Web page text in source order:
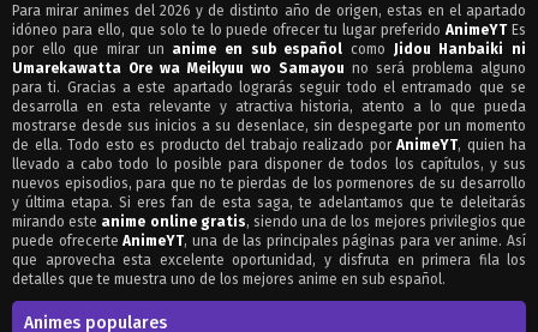
Para mirar animes del 2026 y de distinto año de origen, estas en el apartado
idóneo para ello, que solo te lo puede ofrecer tu lugar preferidoAnimeYTEs
por ello que mirar un anime en sub español como Jidou Hanbaiki ni
Umarekawatta Ore wa Meikyuu wo Samayou no será problema alguno
para ti. Gracias a este apartado lograrás seguir todo el entramado que se
desarrolla en esta relevante y atractiva historia, atento a lo que pueda
mostrarse desde sus inicios a su desenlace, sin despegarte por un momento
de ella. Todo esto es producto del trabajo realizado por AnimeYT, quien ha
llevado a cabo todo lo posible para disponer de todos los capítulos, y sus
nuevos episodios, para que no te pierdas de los pormenores de su desarrollo
y última etapa. Si eres fan de esta saga, te adelantamos que te deleitarás
mirando este anime online gratis, siendo una de los mejores privilegios que
puede ofrecerteAnimeYT, una de las principales páginas para ver anime. Así
que aprovecha esta excelente oportunidad, y disfruta en primera fila los
detalles que te muestra uno de los mejores anime en sub español.
Animes populares